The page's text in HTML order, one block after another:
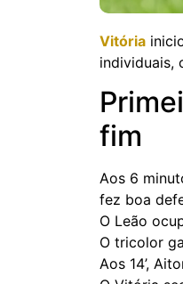
Vitória
individuais,
fim
Aos 6
fez boa
O Leão
O tricolor
Aos 14’,